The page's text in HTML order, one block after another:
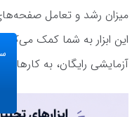
میزان رشد و تعامل
این ابزار به شما کمک می‌کند
آزمایشی رایگان، به